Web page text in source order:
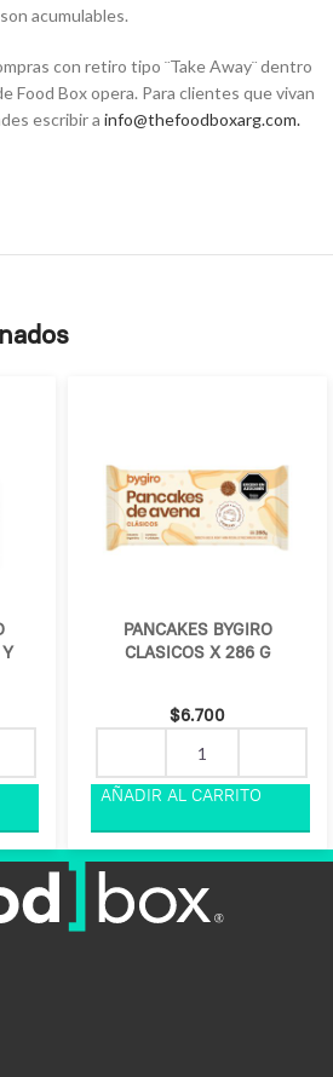
acumulables.
con retiro tipo ¨Take Away¨ dentro
Food Box opera. Para clientes que vivan
escribir a info@thefoodboxarg.com.
PANCAKES BYGIRO
CLASICOS X 286 G
$6.700